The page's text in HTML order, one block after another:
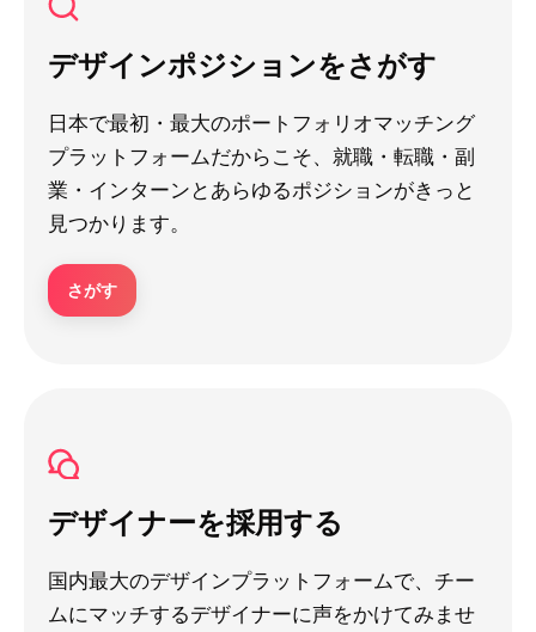
デザインポジションをさがす
日本で最初・最大のポートフォリオマッチング
プラットフォームだからこそ、就職・転職・副
業・インターンとあらゆるポジションがきっと
見つかります。
さがす
デザイナーを採用する
国内最大のデザインプラットフォームで、チー
ムにマッチするデザイナーに声をかけてみませ